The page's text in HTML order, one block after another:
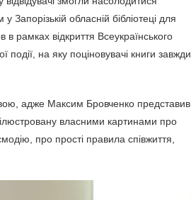
обласній бібліотеці для
рамках відкриття Всеукраїнського
на яку поціновувачі книги завжди
адже Максим Бровченко представив
власними картинами про
про прості правила співжиття,